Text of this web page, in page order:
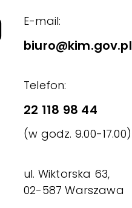
E-mail:
biuro@kim.gov.pl
Telefon:
22 118 98 44
(w godz. 9.00-17.00)
ul. Wiktorska 63,
02-587 Warszawa